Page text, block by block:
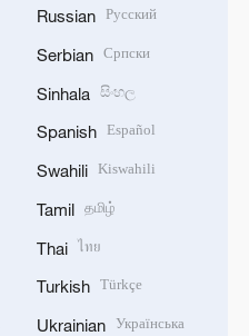
Russian Русский
Serbian Српски
Sinhala සිංහල
Spanish Español
Swahili Kiswahili
Tamil தமிழ்
Thai ไทย
Turkish Türkçe
Ukrainian Українська